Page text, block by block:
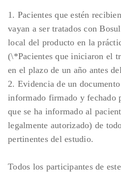
1. Pacientes que estén
vayan a ser tratados con
local del producto en la
(\*Pacientes que iniciaron el
en el plazo de un año antes
2. Evidencia de un
informado firmado y fechado
que se ha informado al
legalmente autorizado) de
pertinentes del estudio.
Todos los participantes de